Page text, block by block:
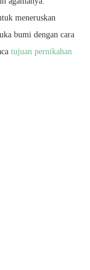
meneruskan
bumi dengan cara
tujuan pernikahan